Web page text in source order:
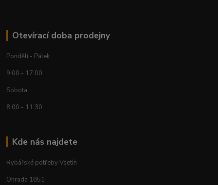
Otevírací doba prodejny
Pondělí - Pátek
9:00 - 17:00
Sobota
8:00 - 11:30
Kde nás najdete
Rybářské potřeby Vsetín
Ohrada 1851